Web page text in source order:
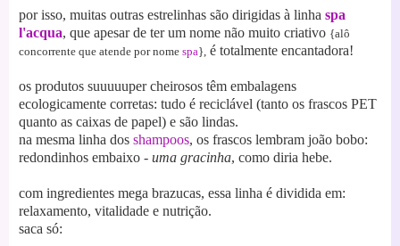
por isso, muitas outras estrelinhas são dirigidas à linha spa
l'acqua, que apesar de ter um nome não muito criativo {alô
concorrente que atende por nome spa}, é totalmente encantadora!
os produtos suuuuuper cheirosos têm embalagens
ecologicamente corretas: tudo é reciclável (tanto os frascos PET
quanto as caixas de papel) e são lindas.
na mesma linha dos shampoos, os frascos lembram joão bobo:
redondinhos embaixo - uma gracinha, como diria hebe.
com ingredientes mega brazucas, essa linha é dividida em:
relaxamento, vitalidade e nutrição.
saca só: